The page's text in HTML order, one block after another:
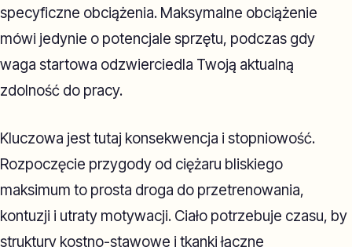
specyficzne obciążenia. Maksymalne obciążenie
mówi jedynie o potencjale sprzętu, podczas gdy
waga startowa odzwierciedla Twoją aktualną
zdolność do pracy.
Kluczowa jest tutaj konsekwencja i stopniowość.
Rozpoczęcie przygody od ciężaru bliskiego
maksimum to prosta droga do przetrenowania,
kontuzji i utraty motywacji. Ciało potrzebuje czasu, by
struktury kostno-stawowe i tkanki łączne